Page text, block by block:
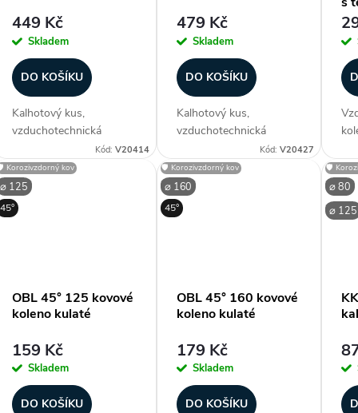
449 Kč
Skladem
DO KOŠÍKU
Kalhotový kus,
vzduchotechnická
rozdvojka - ⌀ 125 / ⌀
125 mm (průměr),
materiál pozink. ocel, bez
těsnění, úhel rozpětí 45°,
vyšší rozpětí nohavic,
Kód: V20414
479 Kč
Skladem
DO KOŠÍKU
Kalhotový kus,
vzduchotechnická
rozdvojka - ⌀ 200 / ⌀
200 mm (průměr),
materiál pozink. ocel, bez
těsnění, úhel rozpětí 45°,
vyšší rozpětí nohavic,
Kód: V20427
do
⌀ 125
Korozivzdorný kov
45°
OBL 45° 125 kovové
koleno kulaté
159 Kč
Skladem
DO KOŠÍKU
⌀ 160
🛡️ Korozivzdorný kov
45°
OBL 45° 160 kovové
koleno kulaté
179 Kč
Skladem
DO KOŠÍKU
⌀ 80
⌀ 125
🛡️